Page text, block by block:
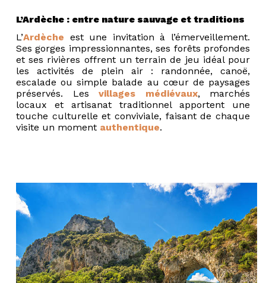
L’Ardèche : entre nature sauvage et traditions
L’Ardèche est une invitation à l’émerveillement.
Ses gorges impressionnantes, ses forêts profondes
et ses rivières offrent un terrain de jeu idéal pour
les activités de plein air : randonnée, canoë,
escalade ou simple balade au cœur de paysages
préservés. Les villages médiévaux, marchés
locaux et artisanat traditionnel apportent une
touche culturelle et conviviale, faisant de chaque
visite un moment authentique.